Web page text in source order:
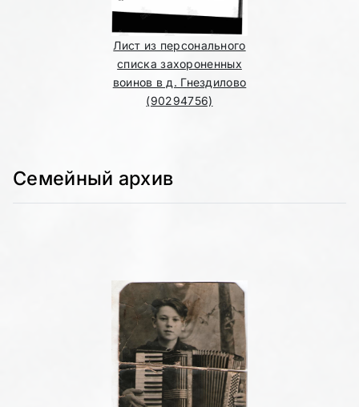
Лист из персонального
списка захороненных
воинов в д. Гнездилово
(90294756)
Семейный архив